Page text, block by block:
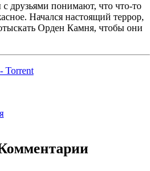
друзьями понимают, что что-то
Начался настоящий террор,
Орден Камня, чтобы они
Torrent